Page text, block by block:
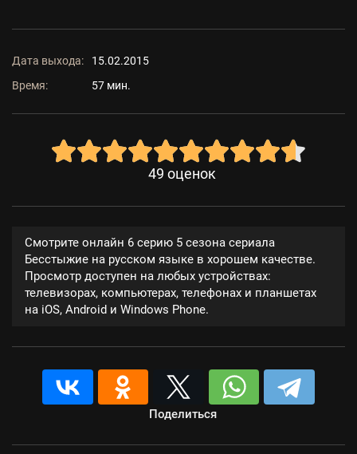
Дата выхода:
15.02.2015
Время:
57 мин.
49 оценок
Смотрите онлайн 6 серию 5 сезона сериала
Бесстыжие на русском языке в хорошем качестве.
Просмотр доступен на любых устройствах:
телевизорах, компьютерах, телефонах и планшетах
на iOS, Android и Windows Phone.
Поделиться